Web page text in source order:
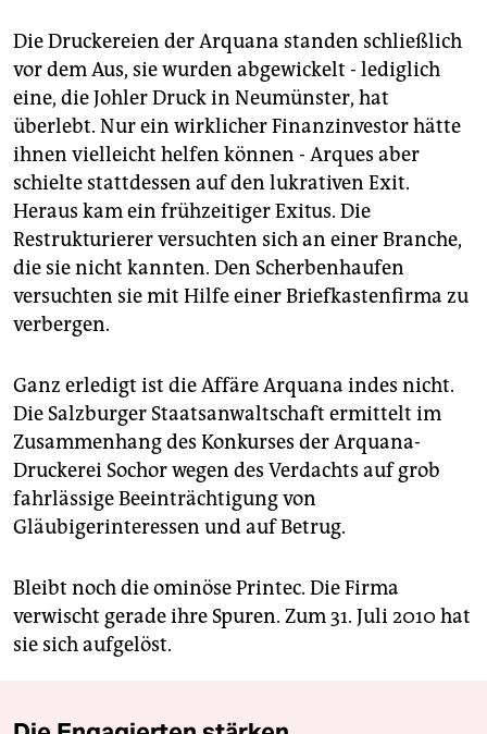
Die Druckereien der Arquana standen schließlich
vor dem Aus, sie wurden abgewickelt - lediglich
eine, die Johler Druck in Neumünster, hat
überlebt. Nur ein wirklicher Finanzinvestor hätte
ihnen vielleicht helfen können - Arques aber
schielte stattdessen auf den lukrativen Exit.
Heraus kam ein frühzeitiger Exitus. Die
Restrukturierer versuchten sich an einer Branche,
die sie nicht kannten. Den Scherbenhaufen
versuchten sie mit Hilfe einer Briefkastenfirma zu
verbergen.
Ganz erledigt ist die Affäre Arquana indes nicht.
Die Salzburger Staatsanwaltschaft ermittelt im
Zusammenhang des Konkurses der Arquana-
Druckerei Sochor wegen des Verdachts auf grob
fahrlässige Beeinträchtigung von
Gläubigerinteressen und auf Betrug.
Bleibt noch die ominöse Printec. Die Firma
verwischt gerade ihre Spuren. Zum 31. Juli 2010 hat
sie sich aufgelöst.